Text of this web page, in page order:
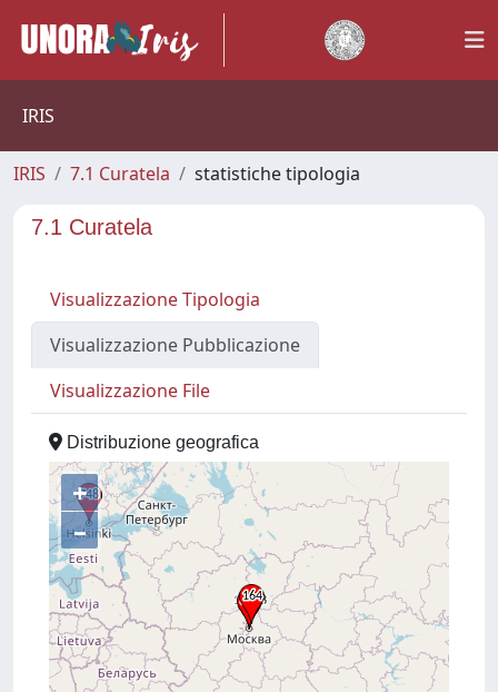
IRIS
IRIS 7.1 Curatela statistiche tipologia
7.1 Curatela
Visualizzazione Tipologia
Visualizzazione Pubblicazione
Visualizzazione File
Distribuzione geografica
+
–